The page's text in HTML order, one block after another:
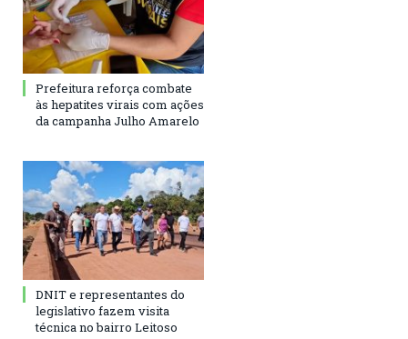
Prefeitura reforça combate
às hepatites virais com ações
da campanha Julho Amarelo
DNIT e representantes do
legislativo fazem visita
técnica no bairro Leitoso